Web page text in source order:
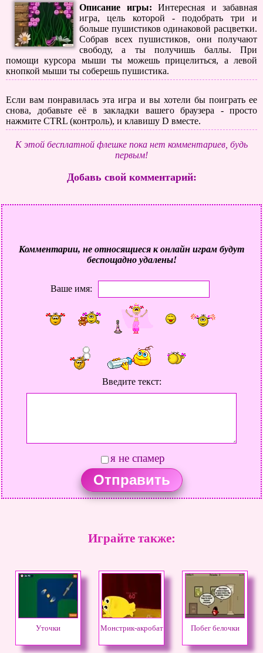
Описание игры:
Интересная и забавная
игра, цель которой - подобрать три и
больше пушистиков одинаковой расцветки.
Собрав всех пушистиков, они получают
свободу, а ты получишь баллы. При
помощи курсора мыши ты можешь прицелиться, а левой
кнопкой мыши ты соберешь пушистика.
Если вам понравилась эта игра и вы хотели бы поиграть ее
снова, добавьте её в закладки вашего браузера - просто
нажмите CTRL (контроль), и клавишу D вместе.
К этой бесплатной флешке пока нет комментариев, будь
первым!
Добавь свой комментарий:
Комментарии, не относящиеся к онлайн играм будут
беспощадно удалены!
Ваше имя:
Введите текст:
я не спамер
Играйте также:
Уточки Монстрик-акробат Побег белочки